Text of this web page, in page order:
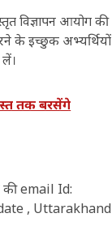
विज्ञापन आयोग की
के इच्छुक अभ्यर्थियों
तक बरसेंगे
की email Id:
, Uttarakhand